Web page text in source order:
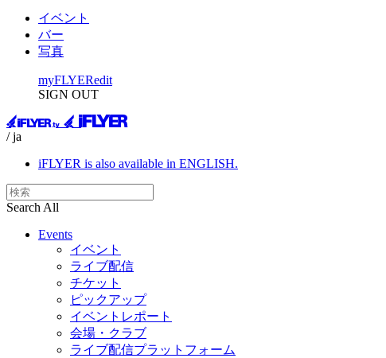
イベント
バー
写真
myFLYERedit
SIGN OUT
/ ja
iFLYER is also available in ENGLISH.
Search All
Events
イベント
ライブ配信
チケット
ピックアップ
イベントレポート
会場・クラブ
ライブ配信プラットフォーム